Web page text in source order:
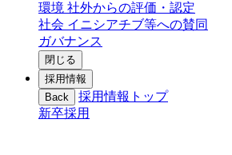
環境 社外からの評価・認定
社会 イニシアチブ等への賛同
ガバナンス
閉じる
採用情報
Back
採用情報トップ
新卒採用